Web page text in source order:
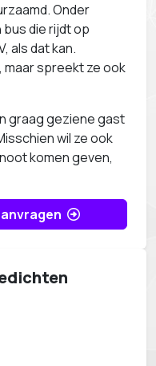
Onder
die rijdt op
als dat kan.
maar spreekt ze ook
graag geziene gast
wil ze ook
komen geven,